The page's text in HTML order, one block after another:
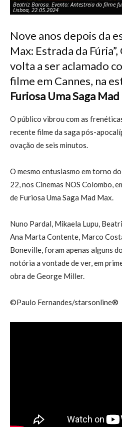
Beatriz Barosa. Evento: Antestreia do filme
Lisboa, 22.05.2024
Nove anos depois da
Max: Estrada da
volta a ser aclamado
filme em Cannes, na
Furiosa Uma Saga
O público vibrou com as
recente filme da saga pós-
ovação de seis minutos.
O mesmo entusiasmo em torno
22, nos Cinemas NOS Colombo,
de Furiosa Uma Saga Mad Max.
Nuno Pardal, Mikaela Lupu,
Ana Marta Contente, Marco
Boneville, foram apenas alguns
notória a vontade de ver, em
obra de George Miller.
©Paulo Fernandes/starsonline®